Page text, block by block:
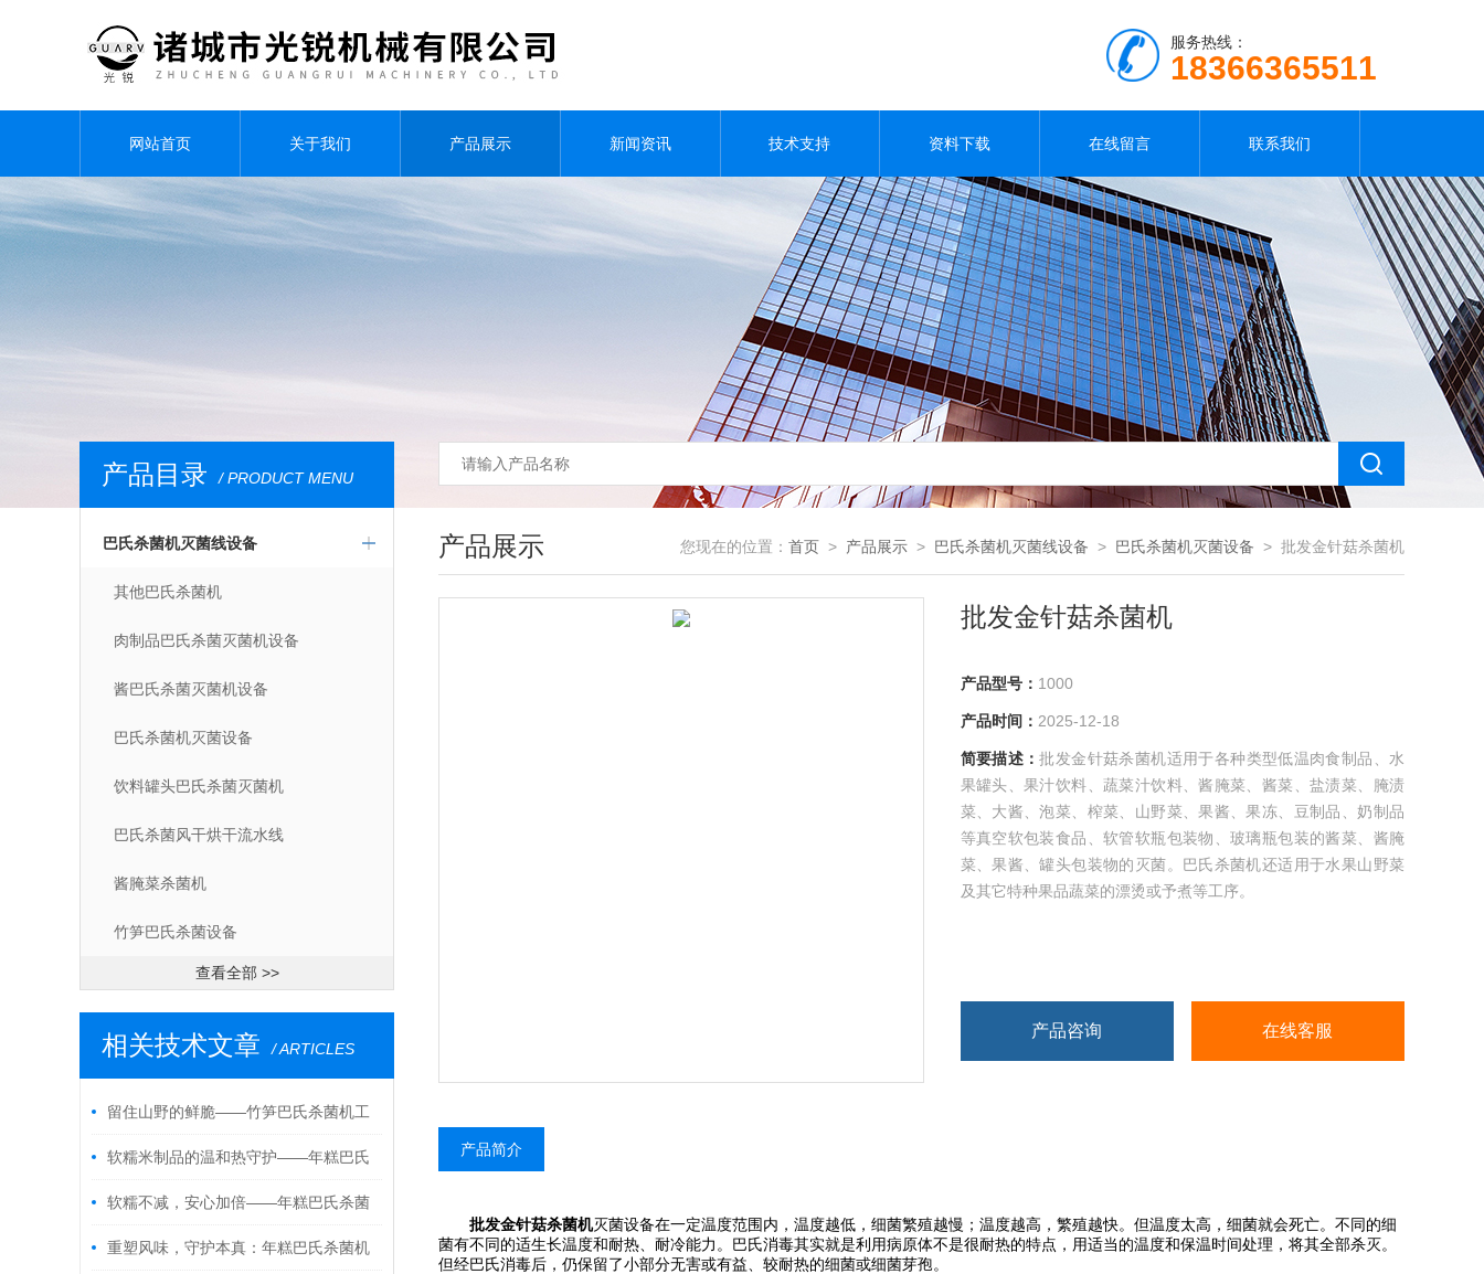
服务热线：
18366365511
网站首页 关于我们 产品展示 新闻资讯 技术支持 资料下载 在线留言 联系我们
产品目录 / PRODUCT MENU
巴氏杀菌机灭菌线设备
其他巴氏杀菌机
肉制品巴氏杀菌灭菌机设备
酱巴氏杀菌灭菌机设备
巴氏杀菌机灭菌设备
饮料罐头巴氏杀菌灭菌机
巴氏杀菌风干烘干流水线
酱腌菜杀菌机
竹笋巴氏杀菌设备
查看全部 >>
相关技术文章 / ARTICLES
留住山野的鲜脆——竹笋巴氏杀菌机工
作原理与软包装农产品加工应用
软糯米制品的温和热守护——年糕巴氏
杀菌机工作原理与米面制品保鲜应用
软糯不减，安心加倍——年糕巴氏杀菌
机守护传统米制品的新鲜本味
重塑风味，守护本真：年糕巴氏杀菌机
产品展示 您现在的位置： 首页 > 产品展示 > 巴氏杀菌机灭菌线设备 > 巴氏杀菌机灭菌设备 > 批发金针菇杀菌机
批发金针菇杀菌机
产品型号： 1000
产品时间： 2025-12-18
简要描述：批发金针菇杀菌机适用于各种类型低温肉食制品、水
果罐头、果汁饮料、蔬菜汁饮料、酱腌菜、酱菜、盐渍菜、腌渍
菜、大酱、泡菜、榨菜、山野菜、果酱、果冻、豆制品、奶制品
等真空软包装食品、软管软瓶包装物、玻璃瓶包装的酱菜、酱腌
菜、果酱、罐头包装物的灭菌。巴氏杀菌机还适用于水果山野菜
及其它特种果品蔬菜的漂烫或予煮等工序。
产品咨询 在线客服
产品简介
批发金针菇杀菌机灭菌设备在一定温度范围内，温度越低，细菌繁殖越慢；温度越高，繁殖越快。但温度太高，细菌就会死亡。不同的细
菌有不同的适生长温度和耐热、耐冷能力。巴氏消毒其实就是利用病原体不是很耐热的特点，用适当的温度和保温时间处理，将其全部杀灭。
但经巴氏消毒后，仍保留了小部分无害或有益、较耐热的细菌或细菌芽孢。